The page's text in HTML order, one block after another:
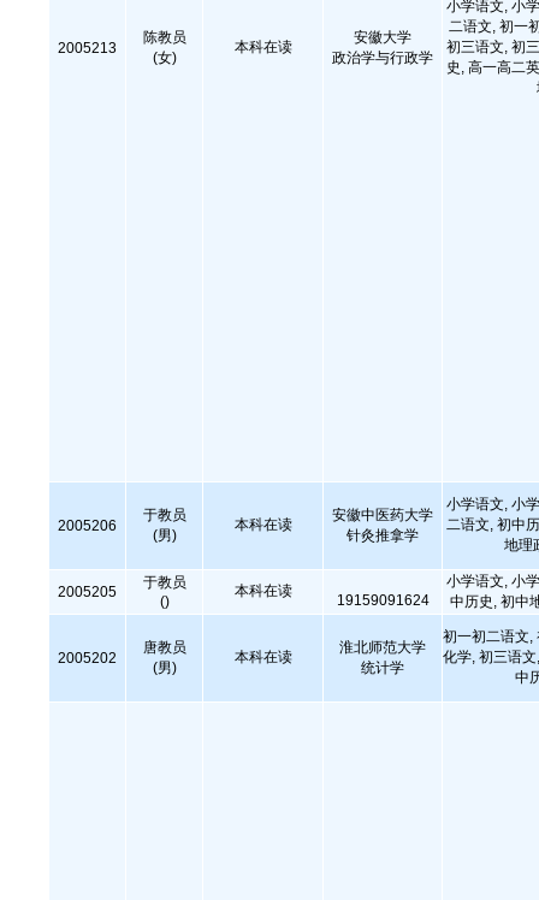
2005213
陈教员
(女)
本科在读
安徽大学
政治学与行政学
小学语文, 小
二语文, 初一
初三语文, 初
史, 高一高二
2005206
于教员
(男)
本科在读
安徽中医药大学
针灸推拿学
小学语文, 小
二语文, 初中
地理
2005205
于教员
()
本科在读
19159091624
小学语文, 小
中历史, 初中
2005202
唐教员
(男)
本科在读
淮北师范大学
统计学
初一初二语文,
化学, 初三语
中